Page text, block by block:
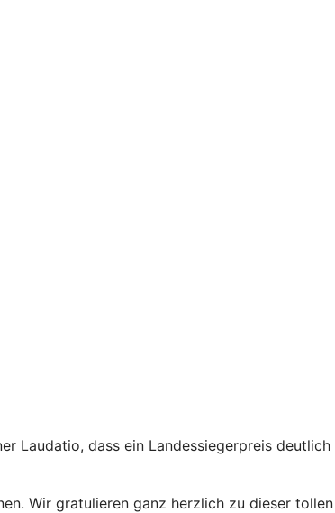
Laudatio, dass ein Landessiegerpreis deutlich
Wir gratulieren ganz herzlich zu dieser tollen